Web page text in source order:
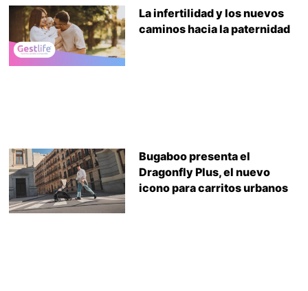
La infertilidad y los nuevos
caminos hacia la paternidad
Bugaboo presenta el
Dragonfly Plus, el nuevo
icono para carritos urbanos